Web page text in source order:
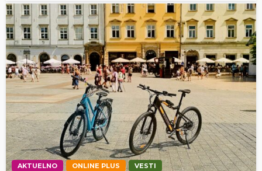
AKTUELNO ONLINE PLUS VESTI